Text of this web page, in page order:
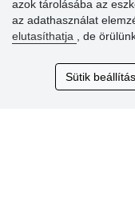
» Súgó
Vásárlók
értékelése
azok tárolásába az
az adathasználat
elutasíthatja
, de
Sütik